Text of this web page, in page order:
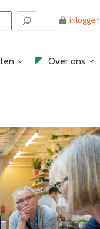
inloggen
Over ons